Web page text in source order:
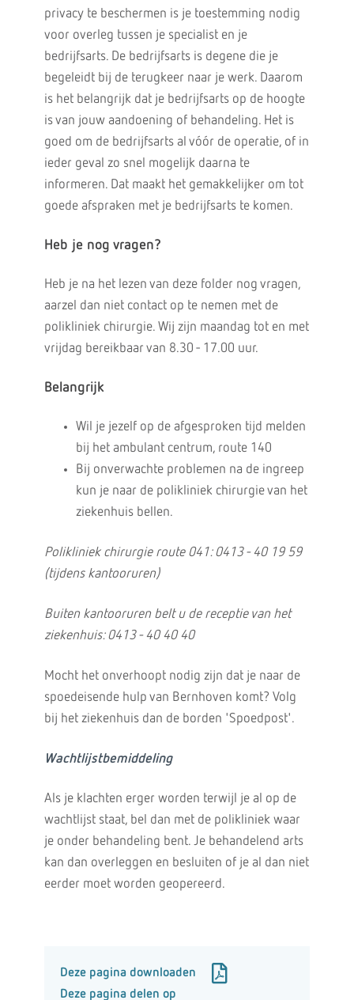
privacy te beschermen is je toestemming nodig
voor overleg tussen je specialist en je
bedrijfsarts. De bedrijfsarts is degene die je
begeleidt bij de terugkeer naar je werk. Daarom
is het belangrijk dat je bedrijfsarts op de hoogte
is van jouw aandoening of behandeling. Het is
goed om de bedrijfsarts al vóór de operatie, of in
ieder geval zo snel mogelijk daarna te
informeren. Dat maakt het gemakkelijker om tot
goede afspraken met je bedrijfsarts te komen.
Heb je nog vragen?
Heb je na het lezen van deze folder nog vragen,
aarzel dan niet contact op te nemen met de
polikliniek chirurgie. Wij zijn maandag tot en met
vrijdag bereikbaar van 8.30 - 17.00 uur.
Belangrijk
Wil je jezelf op de afgesproken tijd melden
bij het ambulant centrum, route 140
Bij onverwachte problemen na de ingreep
kun je naar de polikliniek chirurgie van het
ziekenhuis bellen.
Polikliniek chirurgie route 041: 0413 - 40 19 59
(tijdens kantooruren)
Buiten kantooruren belt u de receptie van het
ziekenhuis: 0413 - 40 40 40
Mocht het onverhoopt nodig zijn dat je naar de
spoedeisende hulp van Bernhoven komt? Volg
bij het ziekenhuis dan de borden 'Spoedpost'.
Wachtlijstbemiddeling
Als je klachten erger worden terwijl je al op de
wachtlijst staat, bel dan met de polikliniek waar
je onder behandeling bent. Je behandelend arts
kan dan overleggen en besluiten of je al dan niet
eerder moet worden geopereerd.
Deze pagina downloaden
Deze pagina delen op